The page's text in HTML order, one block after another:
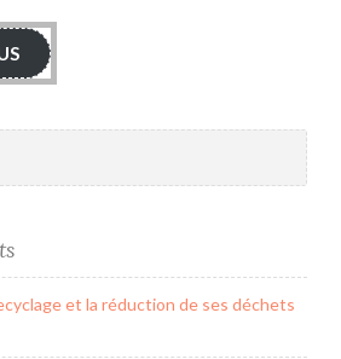
et la réduction de ses déchets